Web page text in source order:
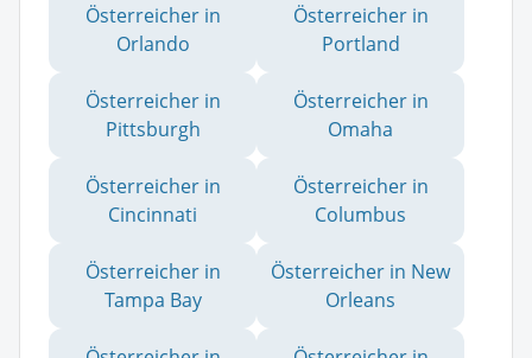
Österreicher in
Orlando
Österreicher in
Portland
Österreicher in
Pittsburgh
Österreicher in
Omaha
Österreicher in
Cincinnati
Österreicher in
Columbus
Österreicher in
Tampa Bay
Österreicher in New
Orleans